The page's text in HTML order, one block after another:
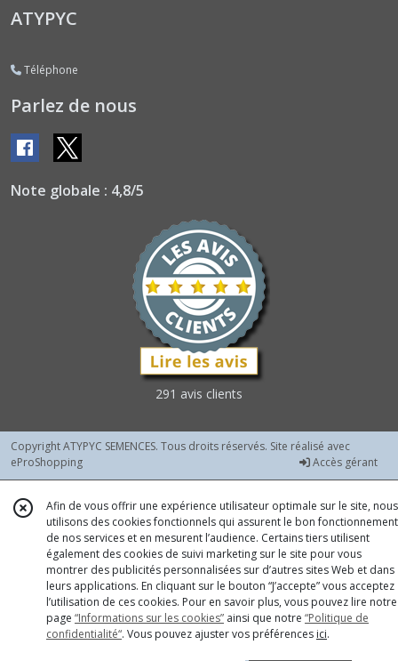
Chénopodes
Diverses
graines
(2)
graines
nues
(5)
Chicorées
Diverses
Vertes
-
graines
nues
(4)
ATYPYC
Téléphone
Parlez de nous
Note globale : 4,8/5
291 avis clients
Copyright ATYPYC SEMENCES. Tous droits réservés. Site réalisé avec
eProShopping
Accès gérant
Afin de vous offrir une expérience utilisateur optimale sur le site, nous
utilisons des cookies fonctionnels qui assurent le bon fonctionnement
de nos services et en mesurent l’audience. Certains tiers utilisent
également des cookies de suivi marketing sur le site pour vous
montrer des publicités personnalisées sur d’autres sites Web et dans
leurs applications. En cliquant sur le bouton “J’accepte” vous acceptez
l’utilisation de ces cookies. Pour en savoir plus, vous pouvez lire notre
page “Informations sur les cookies” ainsi que notre “Politique de
confidentialité“. Vous pouvez ajuster vos préférences ici.